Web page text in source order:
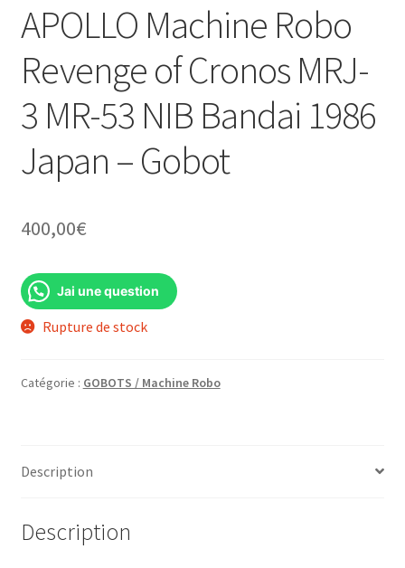
APOLLO Machine Robo
Revenge of Cronos MRJ-
3 MR-53 NIB Bandai 1986
Japan – Gobot
400,00€
Jai une question
Rupture de stock
Catégorie : GOBOTS / Machine Robo
Description
Description